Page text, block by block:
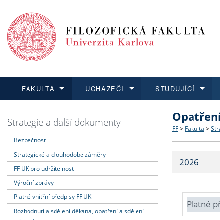
FAKULTA
Dozvědět se více
Struktura
Strategie
Fakultní
UCHAZEČI
Podat přihlášku
Co
Učitelské
STUDUJÍCÍ
Dozvědět se více
Dozvědět se více
O vědě a
Dozvědět se více
Aktuální
Strategie a další dokumenty
Bezpečnost
Strategické a dlouhodobé záměry
FF UK pro udržitelnost
Výroční zprávy
Platné vnitřní předpisy FF UK
Rozhodnutí a sdělení děkana, opatření a sdělení
FF > Fakulta >
2026
Platné